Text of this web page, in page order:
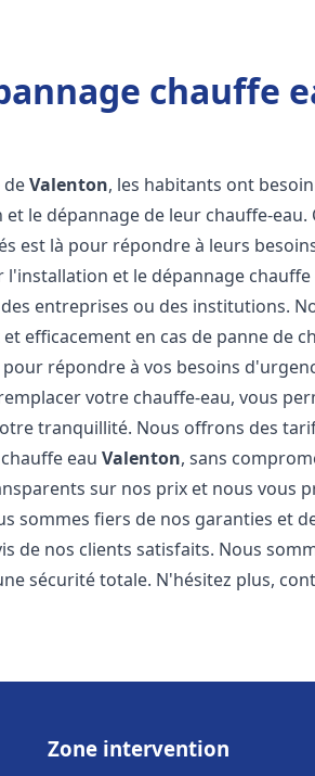
chauffe
deValenton, les habitants ont
le dépannage de leur chauffe-
est là pour répondre à leurs
l'installation et le dépannage
entreprises ou des institutions.
efficacement en cas de panne de
pour répondre à vos besoins
votre chauffe-eau, vous
tranquillité. Nous offrons des
eauValenton, sans
sur nos prix et nous vous
sommes fiers de nos garanties et
de nos clients satisfaits. Nous
sécurité totale. N'hésitez plus,
Zone intervention